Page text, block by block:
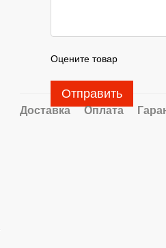
Оцените товар
Отправить
Доставка Оплата